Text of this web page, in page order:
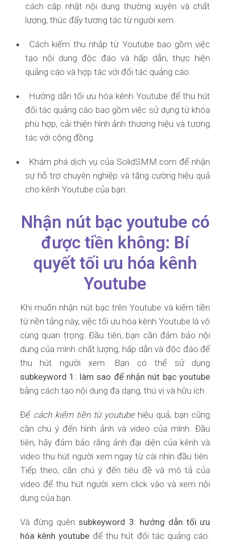
cách cập nhật nội dung thường xuyên và chất
lượng, thúc đẩy tương tác từ người xem.
Cách kiếm thu nhập từ Youtube bao gồm việc
tạo nội dung độc đáo và hấp dẫn, thực hiện
quảng cáo và hợp tác với đối tác quảng cáo.
Hướng dẫn tối ưu hóa kênh Youtube để thu hút
đối tác quảng cáo bao gồm việc sử dụng từ khóa
phù hợp, cải thiện hình ảnh thương hiệu và tương
tác với cộng đồng.
Khám phá dịch vụ của SolidSMM.com để nhận
sự hỗ trợ chuyên nghiệp và tăng cường hiệu quả
cho kênh Youtube của bạn.
Nhận nút bạc youtube có
được tiền không: Bí
quyết tối ưu hóa kênh
Youtube
Khi muốn nhận nút bạc trên Youtube và kiếm tiền
từ nền tảng này, việc tối ưu hóa kênh Youtube là vô
cùng quan trọng. Đầu tiên, bạn cần đảm bảo nội
dung của mình chất lượng, hấp dẫn và độc đáo để
thu hút người xem. Bạn có thể sử dụng
subkeyword 1: làm sao để nhận nút bạc youtube
bằng cách tạo nội dung đa dạng, thú vị và hữu ích.
Để cách kiếm tiền từ youtubehiệu quả, bạn cũng
cần chú ý đến hình ảnh và video của mình. Đầu
tiên, hãy đảm bảo rằng ảnh đại diện của kênh và
video thu hút người xem ngay từ cái nhìn đầu tiên.
Tiếp theo, cần chú ý đến tiêu đề và mô tả của
video để thu hút người xem click vào và xem nội
dung của bạn.
Và đừng quên subkeyword 3: hướng dẫn tối ưu
hóa kênh youtube để thu hút đối tác quảng cáo.